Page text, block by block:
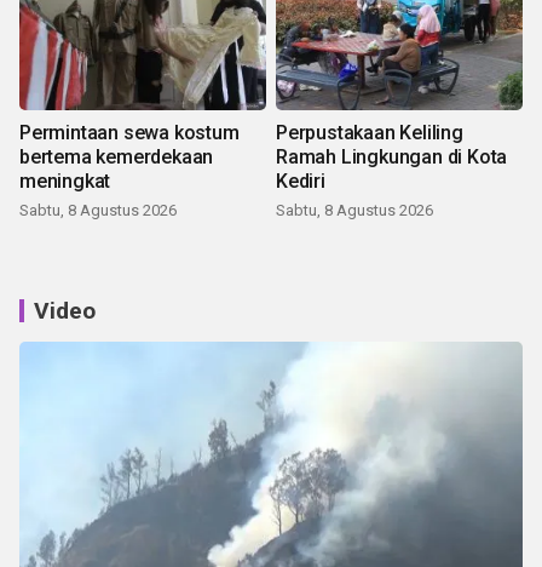
Permintaan sewa kostum
bertema kemerdekaan
meningkat
Sabtu, 8 Agustus 2026
Perpustakaan Keliling
Ramah Lingkungan di Kota
Kediri
Sabtu, 8 Agustus 2026
Video